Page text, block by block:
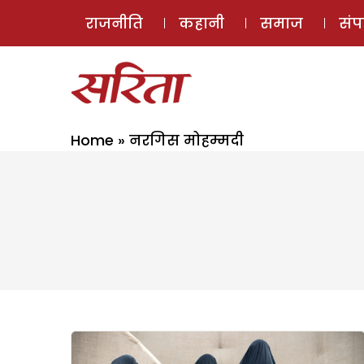
राजनीति कहानी समाज
Home » नरगिस मोहम्मदी